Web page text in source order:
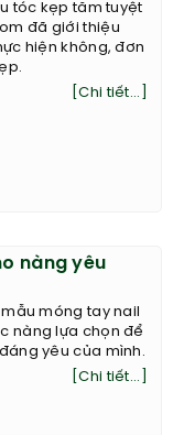
tóc kẹp tăm tuyệt
đã giới thiệu
hiện không, đơn
[Chi tiết...]
nàng yêu
móng tay nail
nàng lựa chọn để
yêu của mình.
[Chi tiết...]